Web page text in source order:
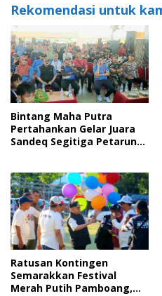
Rekomendasi untuk
Bintang Maha Putra
Pertahankan Gelar Juara
Sandeq Segitiga Petarung
Ratusan Kontingen
Semarakkan Festival
Merah Putih Pamboang,